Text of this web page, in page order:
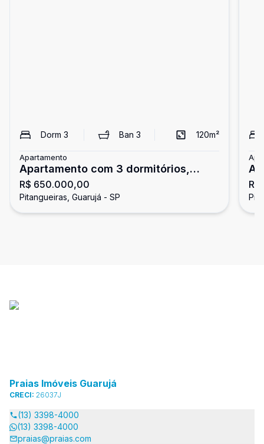
Dorm 3 Ban3 120m²
Apartamento
Apartamento com 3 dormitórios,
Pitangueiras, Guarujá
R$ 650.000,00
Pitangueiras, Guarujá - SP
Praias Imóveis Guarujá
CRECI: 26037J
(13) 3398-4000
(13) 3398-4000
praias@praias.com